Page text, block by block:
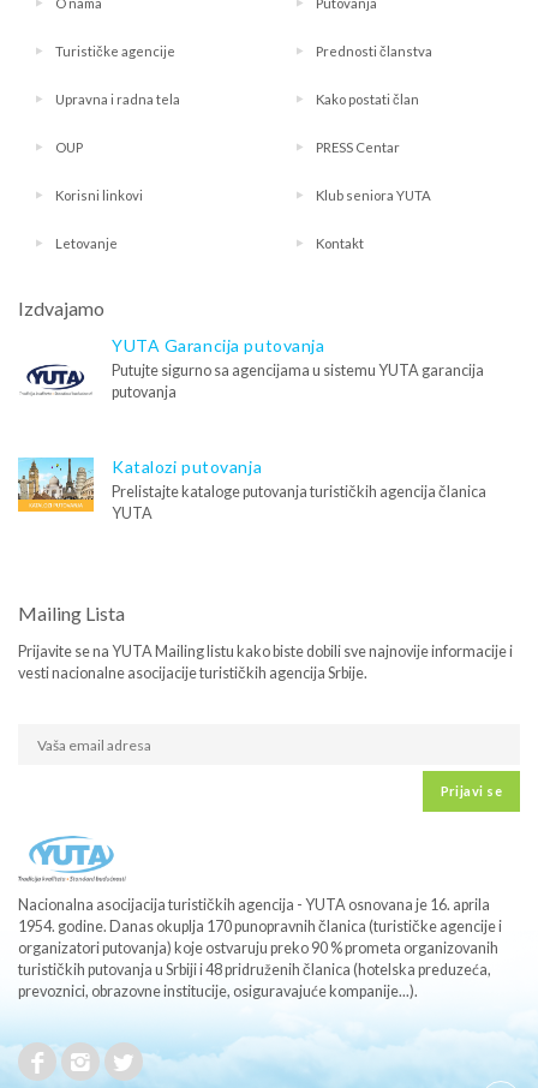
O nama Putovanja
Turističke agencije Prednosti članstva
Upravna i radna tela Kako postati član
OUP PRESS Centar
Korisni linkovi Klub seniora YUTA
Letovanje Kontakt
Izdvajamo
YUTA Garancija putovanja
Putujte sigurno sa agencijama u sistemu YUTA garancija
putovanja
Katalozi putovanja
Prelistajte kataloge putovanja turističkih agencija članica
YUTA
Mailing Lista
Prijavite se na YUTA Mailing listu kako biste dobili sve najnovije informacije i
vesti nacionalne asocijacije turističkih agencija Srbije.
Prijavi se
Nacionalna asocijacija turističkih agencija - YUTA osnovana je 16. aprila
1954. godine. Danas okuplja 170 punopravnih članica (turističke agencije i
organizatori putovanja) koje ostvaruju preko 90 % prometa organizovanih
turističkih putovanja u Srbiji i 48 pridruženih članica (hotelska preduzeća,
prevoznici, obrazovne institucije, osiguravajuće kompanije...).